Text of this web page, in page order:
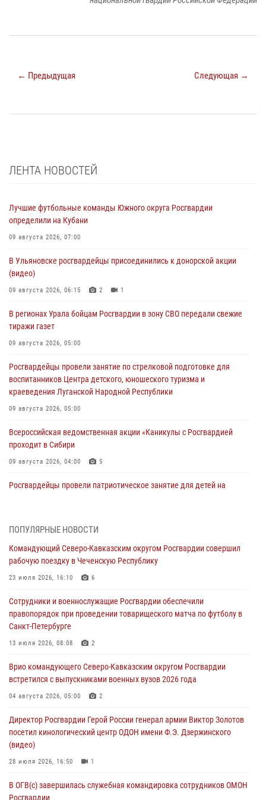
← Предыдущая Следующая →
ЛЕНТА НОВОСТЕЙ
Лучшие футбольные команды Южного округа Росгвардии
определили на Кубани
09 августа 2026, 07:00
В Ульяновске росгвардейцы присоединились к донорской акции
(видео)
09 августа 2026, 06:15 2 1
В регионах Урала бойцам Росгвардии в зону СВО передали свежие
тиражи газет
09 августа 2026, 05:00
Росгвардейцы провели занятие по стрелковой подготовке для
воспитанников Центра детского, юношеского туризма и
краеведения Луганской Народной Республики
09 августа 2026, 05:00
Всероссийская ведомственная акции «Каникулы с Росгвардией
проходит в Сибири
09 августа 2026, 04:00 5
Росгвардейцы провели патриотическое занятие для детей на
юных воспитанников спортивной школы
08 августа 2026, 13:00
стен музея истории космонавтики в Калуге
08 августа 2026, 09:29
В Северо-Западном округе Росгвардии продолжаются мероприятия
08 августа 2026, 09:03 1
Росгвардейцы в ЛНР совершенствуют навыки тактической
08 августа 2026, 09:00
ПОПУЛЯРНЫЕ НОВОСТИ
Командующий Северо-Кавказским округом Росгвардии совершил
рабочую поездку в Чеченскую Республику
23 июля 2026, 16:10 6
Сотрудники и военнослужащие Росгвардии обеспечили
правопорядок при проведении товарищеского матча по футболу в
Санкт-Петербурге
13 июля 2026, 08:08 2
Врио командующего Северо-Кавказским округом Росгвардии
встретился с выпускниками военных вузов 2026 года
04 августа 2026, 05:00 2
Директор Росгвардии Герой России генерал армии Виктор Золотов
посетил кинологический центр ОДОН имени Ф.Э. Дзержинского
(видео)
28 июля 2026, 16:50 1
В ОГВ(с) завершилась служебная командировка сотрудников ОМОН
Росгвардии